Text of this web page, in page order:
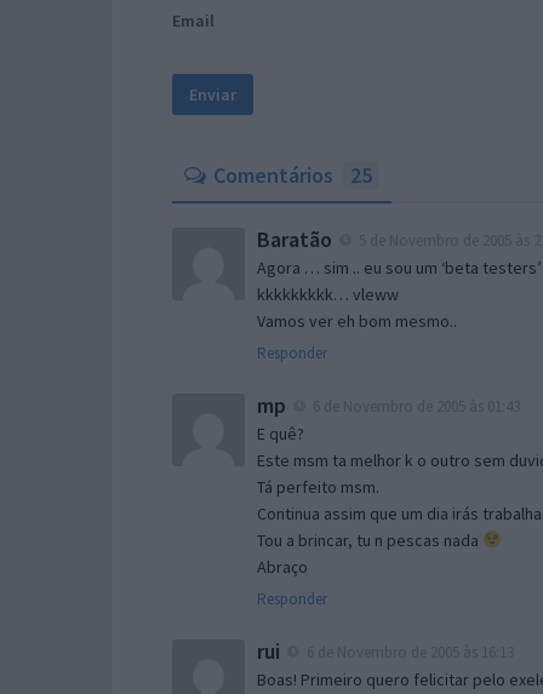
Email
Comentários 25
Baratão
Agora … sim .. eu sou um ‘beta testers’
kkkkkkkkk… vleww
Vamos ver eh bom mesmo..
Responder
mp
E quê?
Este msm ta melhor k o outro sem
Tá perfeito msm.
Continua assim que um dia irás
Tou a brincar, tu n pescas nada
Abraço
Responder
rui
Boas! Primeiro quero felicitar pelo